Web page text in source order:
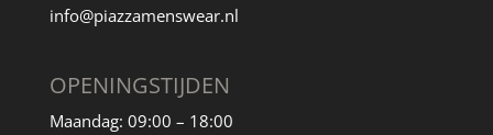
info@piazzamenswear.nl
OPENINGSTIJDEN
Maandag: 09:00 – 18:00